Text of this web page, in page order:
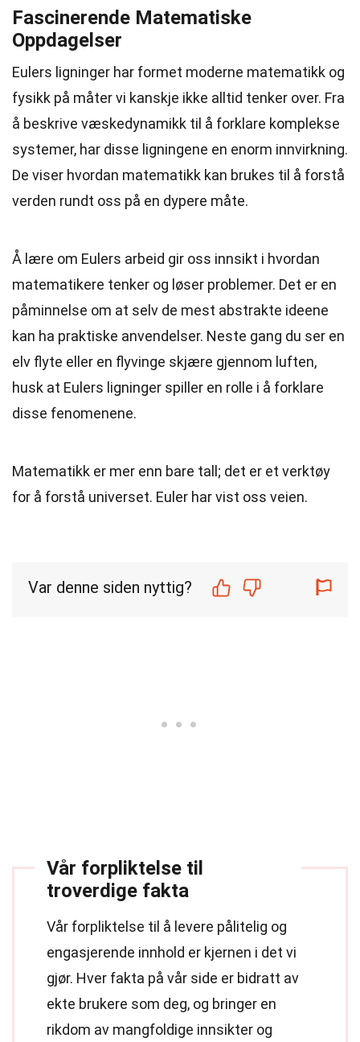
Fascinerende Matematiske
Oppdagelser
Eulers ligninger har formet moderne matematikk og
fysikk på måter vi kanskje ikke alltid tenker over. Fra
å beskrive væskedynamikk til å forklare komplekse
systemer, har disse ligningene en enorm innvirkning.
De viser hvordan matematikk kan brukes til å forstå
verden rundt oss på en dypere måte.
Å lære om Eulers arbeid gir oss innsikt i hvordan
matematikere tenker og løser problemer. Det er en
påminnelse om at selv de mest abstrakte ideene
kan ha praktiske anvendelser. Neste gang du ser en
elv flyte eller en flyvinge skjære gjennom luften,
husk at Eulers ligninger spiller en rolle i å forklare
disse fenomenene.
Matematikk er mer enn bare tall; det er et verktøy
for å forstå universet. Euler har vist oss veien.
Var denne siden nyttig?
Vår forpliktelse til
troverdige fakta
Vår forpliktelse til å levere pålitelig og
engasjerende innhold er kjernen i det vi
gjør. Hver fakta på vår side er bidratt av
ekte brukere som deg, og bringer en
rikdom av mangfoldige innsikter og